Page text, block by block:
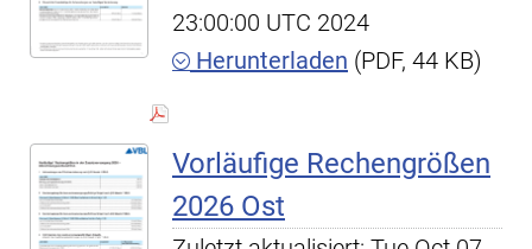
23:00:00 UTC 2024
Herunterladen (PDF, 44 KB)
Vorläufige Rechengrößen
2026 Ost